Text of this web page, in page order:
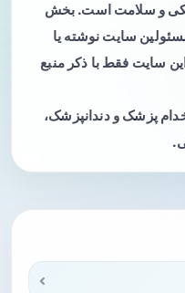
و سلامت است. بخش
سایت نوشته یا
سایت فقط با ذکر منبع
پزشک و دندانپزشک،